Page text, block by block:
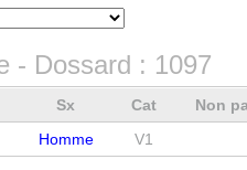
- Dossard : 1097
Sx Cat
Non
Homme V1